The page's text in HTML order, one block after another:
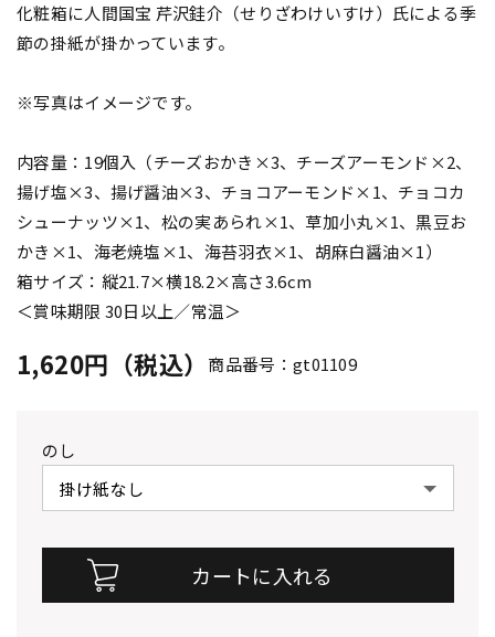
化粧箱に人間国宝 芹沢銈介（せりざわけいすけ）氏による季
節の掛紙が掛かっています。
※写真はイメージです。
内容量：19個入（チーズおかき×3、チーズアーモンド×2、
揚げ塩×3、揚げ醤油×3、チョコアーモンド×1、チョコカ
シューナッツ×1、松の実あられ×1、草加小丸×1、黒豆お
かき×1、海老焼塩×1、海苔羽衣×1、胡麻白醤油×1）
箱サイズ：縦21.7×横18.2×高さ3.6cm
＜賞味期限 30日以上／常温＞
1,620円（税込） 商品番号：gt01109
のし